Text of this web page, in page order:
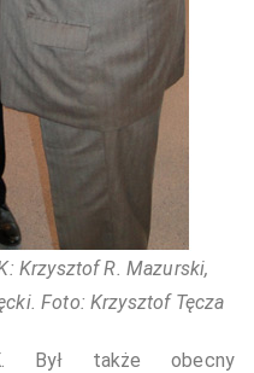
Krzysztof R. Mazurski,
Foto: Krzysztof Tęcza
Był także obecny